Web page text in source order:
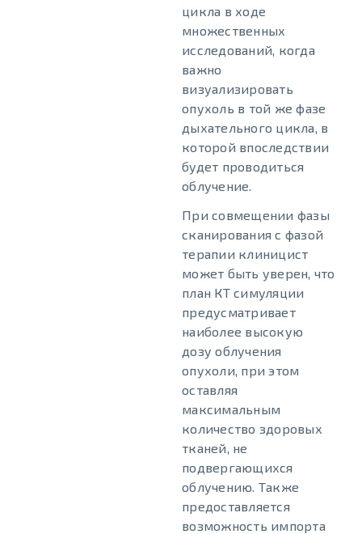
цикла в ходе
множественных
исследований, когда
важно
визуализировать
опухоль в той же фазе
дыхательного цикла, в
которой впоследствии
будет проводиться
облучение.
При совмещении фазы
сканирования с фазой
терапии клиницист
может быть уверен, что
план КТ симуляции
предусматривает
наиболее высокую
дозу облучения
опухоли, при этом
оставляя
максимальным
количество здоровых
тканей, не
подвергающихся
облучению. Также
предоставляется
возможность импорта